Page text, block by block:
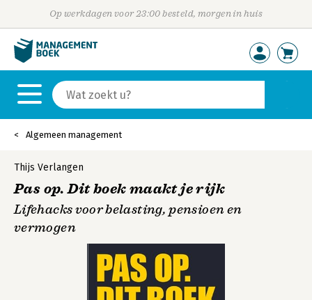
Op werkdagen voor 23:00 besteld, morgen in huis
Algemeen management
Thijs Verlangen
Pas op. Dit boek maakt je rijk
Lifehacks voor belasting, pensioen en
vermogen